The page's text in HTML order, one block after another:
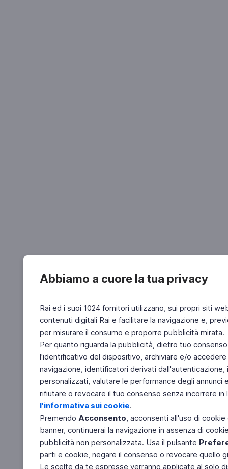
Abbiamo a cuore la tua privacy
Rai ed i suoi 1024 fornitori utilizzano, sui propri siti
contenuti digitali Rai e facilitare la navigazione e,
per misurare il consumo e proporre pubblicità mirata.
Per quanto riguarda la pubblicità, dietro tuo
l'identificativo del dispositivo, archiviare e/o
navigazione, identificatori derivati
personalizzati, valutare le performance degli
rifiutare o revocare il tuo consenso senza incorrere
l'informativa sui cookie.
Premendo Acconsento, acconsenti all'uso di
banner, continuerai la navigazione in assenza di
pubblicità non personalizzata. Usa il pulsante
parti e cookie, negare il consenso o revocare quello
Le scelte da te espresse verranno applicate al solo